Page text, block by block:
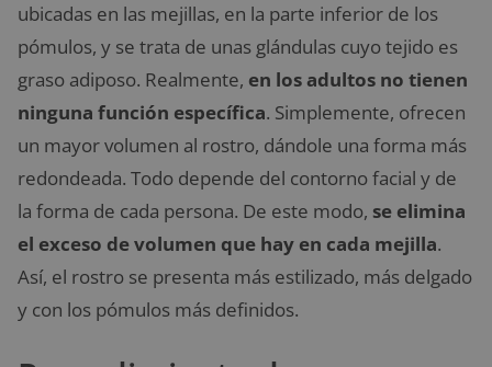
ubicadas en las mejillas, en la parte inferior de los
pómulos, y se trata de unas glándulas cuyo tejido es
graso adiposo. Realmente, en los adultos no tienen
ninguna función específica. Simplemente, ofrecen
un mayor volumen al rostro, dándole una forma más
redondeada. Todo depende del contorno facial y de
la forma de cada persona. De este modo, se elimina
el exceso de volumen que hay en cada mejilla.
Así, el rostro se presenta más estilizado, más delgado
y con los pómulos más definidos.